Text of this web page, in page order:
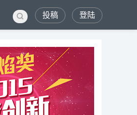
登陆
投稿